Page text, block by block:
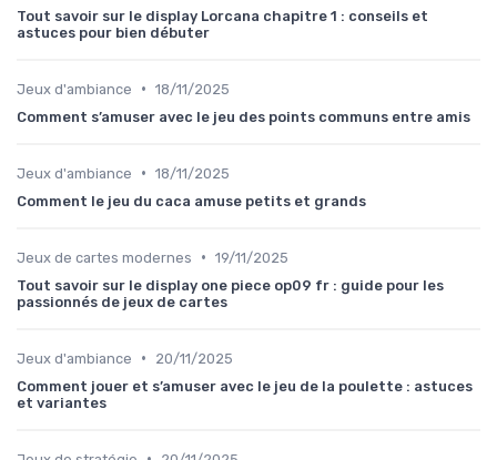
Tout savoir sur le display Lorcana chapitre 1 : conseils et
astuces pour bien débuter
Jeux d'ambiance • 18/11/2025
Comment s’amuser avec le jeu des points communs entre amis
Jeux d'ambiance • 18/11/2025
Comment le jeu du caca amuse petits et grands
Jeux de cartes modernes • 19/11/2025
Tout savoir sur le display one piece op09 fr : guide pour les
passionnés de jeux de cartes
Jeux d'ambiance •
20/11/2025
Comment jouer et s’amuser avec le jeu de la poulette : astuces
et variantes